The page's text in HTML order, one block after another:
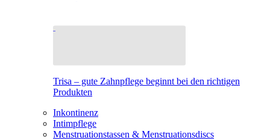
Trisa – gute Zahnpflege beginnt bei den richtigen
Produkten
Inkontinenz
Intimpflege
Menstruationstassen & Menstruationsdiscs